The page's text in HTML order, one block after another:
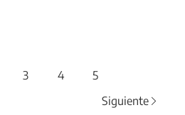
3 4
5
Siguiente